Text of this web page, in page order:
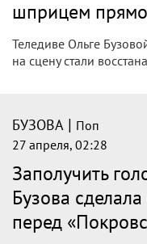
Бабкина
участия в
ворота"
неприятностей: прямо
голос.
БУЗОВА| Поп
27 апреля, 11:52